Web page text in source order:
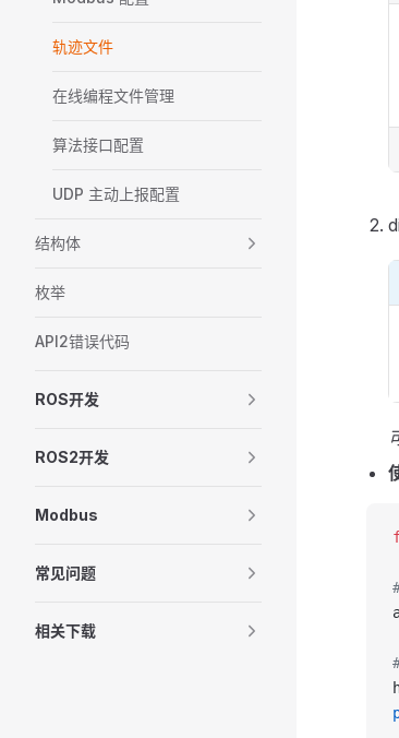
轨迹文件
在线编程文件管理
算法接口配置
UDP 主动上报配置
结构体
枚举
API2错误代码
ROS开发
ROS2开发
Modbus
常见问题
相关下载